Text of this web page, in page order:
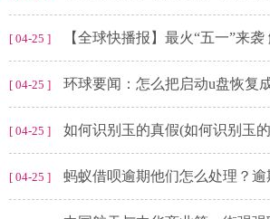
[ 04-25 ] 【全球快播报】最火“五一”来袭 解码2
[ 04-25 ] 环球要闻：怎么把启动u盘恢复成普通盘 u盘
[ 04-25 ] 如何识别玉的真假(如何识别玉的真
[ 04-25 ] 蚂蚁借呗逾期他们怎么处理？逾期三天会